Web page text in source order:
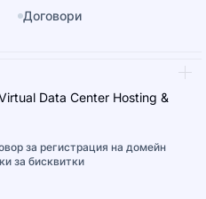
Договори
Data Center Hosting &
за регистрация на домейн
за бисквитки